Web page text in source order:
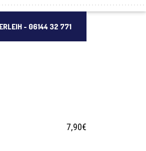
- 06144 32 771
7,90€